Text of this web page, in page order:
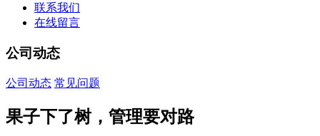
联系我们
在线留言
公司动态
公司动态 常见问题
果子下了树，管理要对路